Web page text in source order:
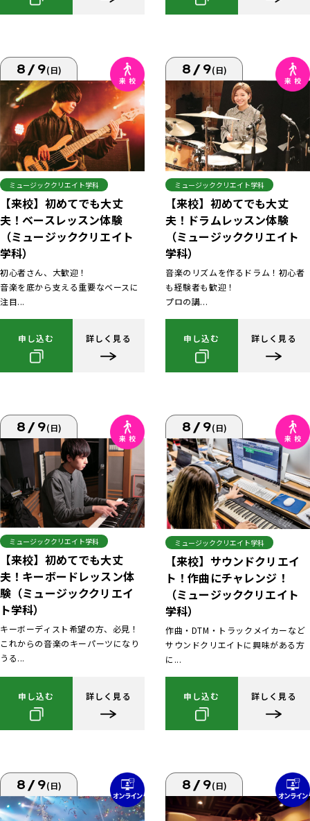
8/9(日)
ミュージッククリエイト学科
【来校】初めてでも大丈
夫！ベースレッスン体験
（ミュージッククリエイト
学科）
初心者さん、大歓迎！
音楽を底から支える重要なベースに
注目...
申し込む 詳しく見る
8/9(日)
ミュージッククリエイト学科
【来校】初めてでも大丈
夫！ドラムレッスン体験
（ミュージッククリエイト
学科）
音楽のリズムを作るドラム！初心者
も経験者も歓迎！
プロの講...
申し込む 詳しく見る
8/9(日)
ミュージッククリエイト学科
【来校】初めてでも大丈
夫！キーボードレッスン体
験（ミュージッククリエイ
ト学科）
キーボーディスト希望の方、必見！
これからの音楽のキーパーツになり
うる...
申し込む 詳しく見る
8/9(日)
ミュージッククリエイト学科
【来校】サウンドクリエイ
ト！作曲にチャレンジ！
（ミュージッククリエイト
学科）
作曲・DTM・トラックメイカーなど
サウンドクリエイトに興味がある方
に...
申し込む 詳しく見る
8/9(日) 8/9(日)